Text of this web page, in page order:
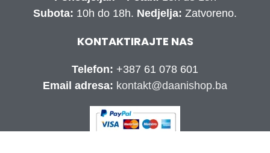
Subota: 10h do 18h. Nedjelja: Zatvoreno.
KONTAKTIRAJTE NAS
Telefon: +387 61 078 601
Email adresa: kontakt@daanishop.ba